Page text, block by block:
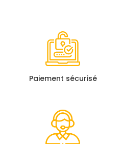
Paiement sécurisé